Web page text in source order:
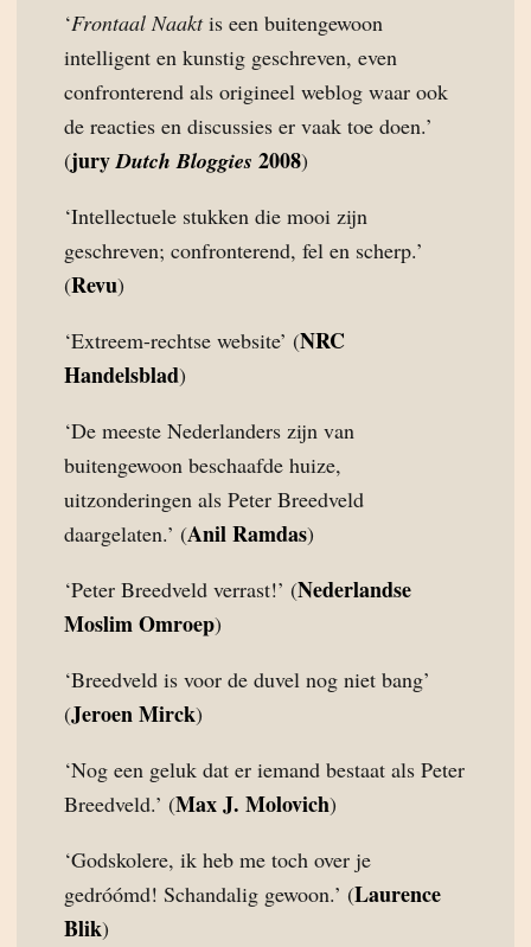
‘Frontaal Naaktis een buitengewoon
intelligent en kunstig geschreven, even
confronterend als origineel weblog waar ook
de reacties en discussies er vaak toe doen.’
(juryDutch Bloggies 2008)
‘Intellectuele stukken die mooi zijn
geschreven; confronterend, fel en scherp.’
(Revu)
‘Extreem-rechtse website’ (NRC
Handelsblad)
‘De meeste Nederlanders zijn van
buitengewoon beschaafde huize,
uitzonderingen als Peter Breedveld
daargelaten.’ (Anil Ramdas)
‘Peter Breedveld verrast!’ (Nederlandse
Moslim Omroep)
‘Breedveld is voor de duvel nog niet bang’
(Jeroen Mirck)
‘Nog een geluk dat er iemand bestaat als Peter
Breedveld.’ (Max J. Molovich)
‘Godskolere, ik heb me toch over je
gedróómd! Schandalig gewoon.’ (Laurence
Blik)